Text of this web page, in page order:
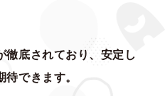
徹底されており、安定し
できます。